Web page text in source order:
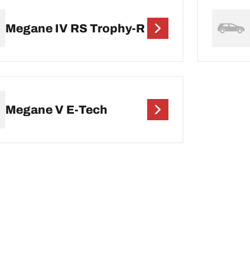
Megane IV RS Trophy-R
Megane V E-Tech